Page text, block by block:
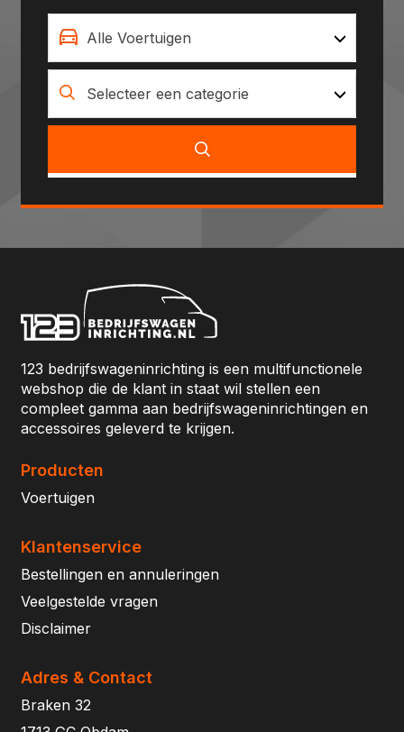
Alle Voertuigen
Selecteer een categorie
123 bedrijfswageninrichting is een multifunctionele
webshop die de klant in staat wil stellen een
compleet gamma aan bedrijfswageninrichtingen en
accessoires geleverd te krijgen.
Producten
Voertuigen
Klantenservice
Bestellingen en annuleringen
Veelgestelde vragen
Disclaimer
Adres & Contact
Braken 32